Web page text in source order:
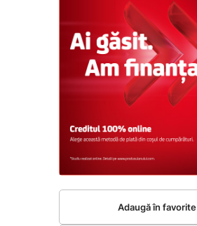
Adaugă în favorite